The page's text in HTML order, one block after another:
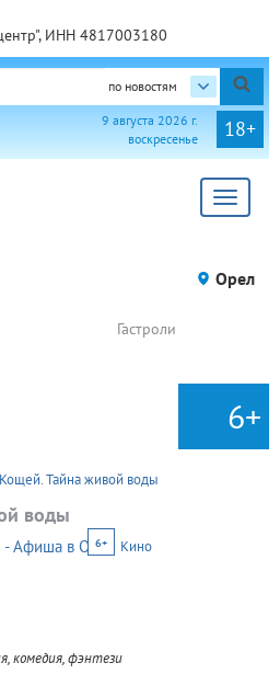
ИНН 4817003180
по новостям
18+
9 августа 2026 г.
воскресенье
Toggle
Орел
Гастроли
6+
Кощей. Тайна живой воды
воды
6+
Кино
комедия, фэнтези